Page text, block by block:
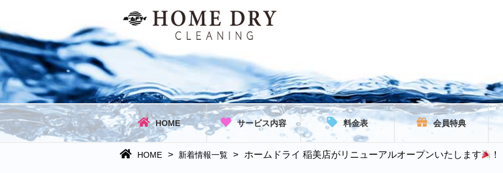
HOME サービス内容 料金表 会員特典
HOME > 新着情報一覧 > ホームドライ 稲美店がリニューアルオープンいたします ！